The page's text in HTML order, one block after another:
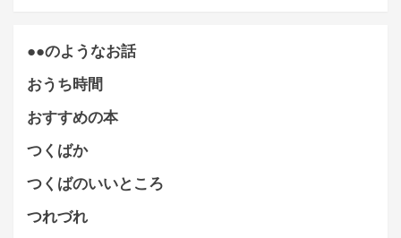
●●のようなお話
おうち時間
おすすめの本
つくばか
つくばのいいところ
つれづれ